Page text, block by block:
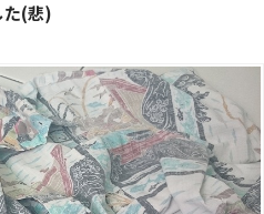
た(悲)